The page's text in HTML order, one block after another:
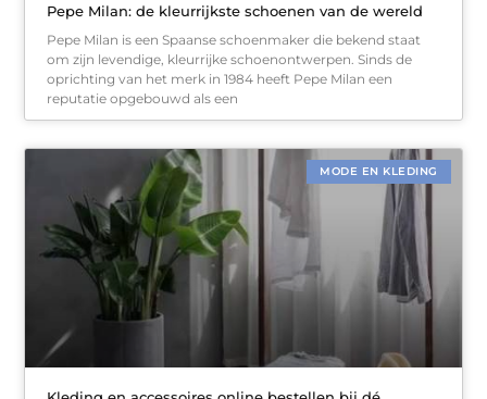
Pepe Milan: de kleurrijkste schoenen van de wereld
Pepe Milan is een Spaanse schoenmaker die bekend staat
om zijn levendige, kleurrijke schoenontwerpen. Sinds de
oprichting van het merk in 1984 heeft Pepe Milan een
reputatie opgebouwd als een
MODE EN KLEDING